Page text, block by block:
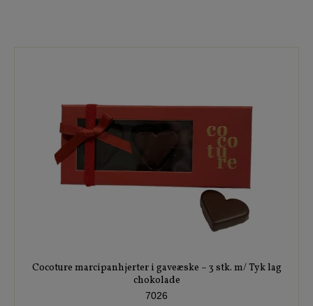
Cocoture marcipanhjerter i gaveæske – 3 stk. m/ Tyk lag
chokolade
7026